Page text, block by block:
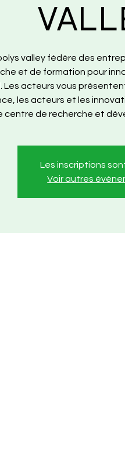
valley fédère des
et de formation pour
Les acteurs vous
les acteurs et les
centre de recherche et
Les inscriptions
Voir autres